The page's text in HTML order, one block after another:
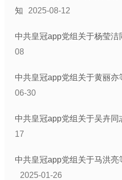
知
2025-08-12
中共皇冠app党组关于杨莹洁
08
中共皇冠app党组关于黄丽亦
06-30
中共皇冠app党组关于吴卉同
17
中共皇冠app党组关于马洪
2025-01-26